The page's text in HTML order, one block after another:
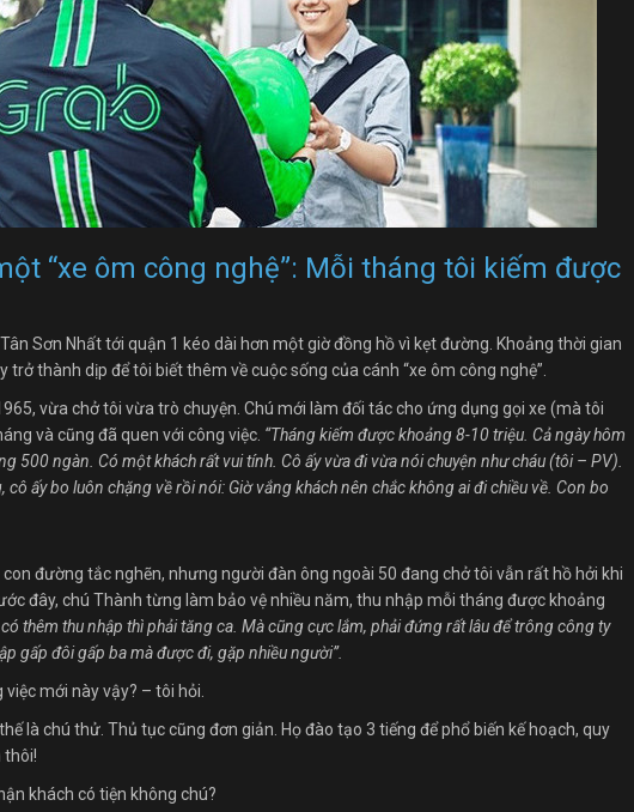
“xe ôm công nghệ”: Mỗi tháng tôi kiếm được
Sơn Nhất tới quận 1 kéo dài hơn một giờ đồng hồ vì kẹt đường. Khoảng thời gian
trở thành dịp để tôi biết thêm về cuộc sống của cánh “xe ôm công nghệ”.
vừa chở tôi vừa trò chuyện. Chú mới làm đối tác cho ứng dụng gọi xe (mà tôi
và cũng đã quen với công việc. “Tháng kiếm được khoảng 8-10 triệu. Cả ngày hôm
500 ngàn. Có một khách rất vui tính. Cô ấy vừa đi vừa nói chuyện như cháu (tôi – PV).
cô ấy bo luôn chặng về rồi nói: Giờ vắng khách nên chắc không ai đi chiều về. Con bo
đường tắc nghẽn, nhưng người đàn ông ngoài 50 đang chở tôi vẫn rất hồ hởi khi
đây, chú Thành từng làm bảo vệ nhiều năm, thu nhập mỗi tháng được khoảng
thêm thu nhập thì phải tăng ca. Mà cũng cực lắm, phải đứng rất lâu để trông công ty
gấp đôi gấp ba mà được đi, gặp nhiều người”.
mới này vậy? – tôi hỏi.
là chú thử. Thủ tục cũng đơn giản. Họ đào tạo 3 tiếng để phổ biến kế hoạch, quy
thôi!
khách có tiện không chú?